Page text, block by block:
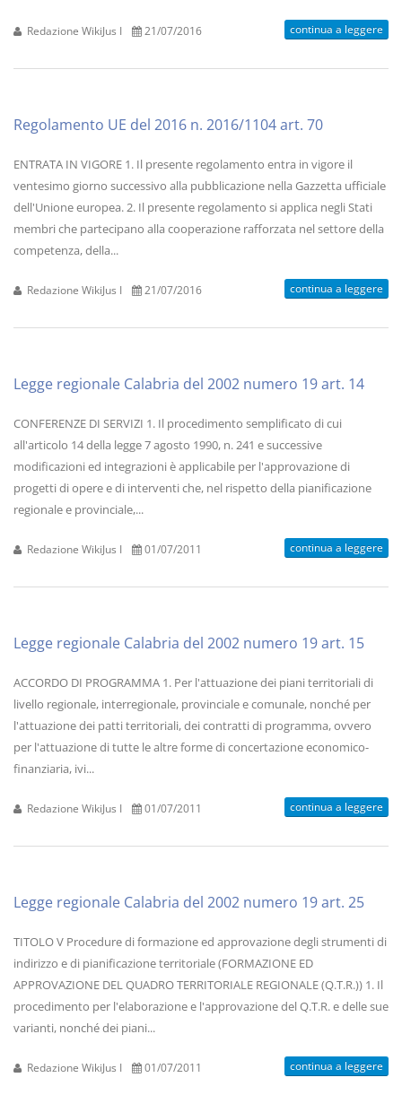
Redazione WikiJus I 21/07/2016 continua a leggere
Regolamento UE del 2016 n. 2016/1104 art. 70
ENTRATA IN VIGORE 1. Il presente regolamento entra in vigore il
ventesimo giorno successivo alla pubblicazione nella Gazzetta ufficiale
dell'Unione europea. 2. Il presente regolamento si applica negli Stati
membri che partecipano alla cooperazione rafforzata nel settore della
competenza, della...
Redazione WikiJus I 21/07/2016 continua a leggere
Legge regionale Calabria del 2002 numero 19 art. 14
CONFERENZE DI SERVIZI 1. Il procedimento semplificato di cui
all'articolo 14 della legge 7 agosto 1990, n. 241 e successive
modificazioni ed integrazioni è applicabile per l'approvazione di
progetti di opere e di interventi che, nel rispetto della pianificazione
regionale e provinciale,...
Redazione WikiJus I 01/07/2011 continua a leggere
Legge regionale Calabria del 2002 numero 19 art. 15
ACCORDO DI PROGRAMMA 1. Per l'attuazione dei piani territoriali di
livello regionale, interregionale, provinciale e comunale, nonché per
l'attuazione dei patti territoriali, dei contratti di programma, ovvero
per l'attuazione di tutte le altre forme di concertazione economico-
finanziaria, ivi...
Redazione WikiJus I 01/07/2011 continua a leggere
Legge regionale Calabria del 2002 numero 19 art. 25
TITOLO V Procedure di formazione ed approvazione degli strumenti di
indirizzo e di pianificazione territoriale (FORMAZIONE ED
APPROVAZIONE DEL QUADRO TERRITORIALE REGIONALE (Q.T.R.)) 1. Il
procedimento per l'elaborazione e l'approvazione del Q.T.R. e delle sue
varianti, nonché dei piani...
Redazione WikiJus I 01/07/2011 continua a leggere